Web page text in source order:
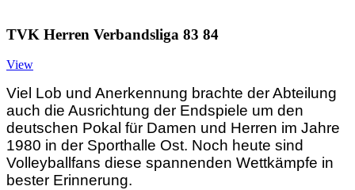
TVK Herren Verbandsliga 83 84
View
Viel Lob und Anerkennung brachte der Abteilung
auch die Ausrichtung der Endspiele um den
deutschen Pokal für Damen und Herren im Jahre
1980 in der Sporthalle Ost. Noch heute sind
Volleyballfans diese spannenden Wettkämpfe in
bester Erinnerung.